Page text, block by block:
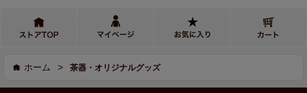
ホーム > 茶器・オリジナルグッズ